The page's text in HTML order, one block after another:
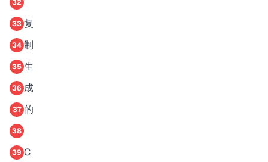
32
33 复
34 制
35 生
36 成
37 的
38
39 C